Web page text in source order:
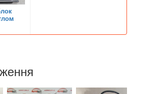
keyboard_arrow_down